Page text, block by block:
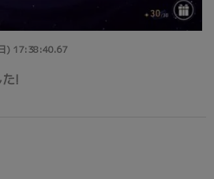
) 17:38:40.67
!